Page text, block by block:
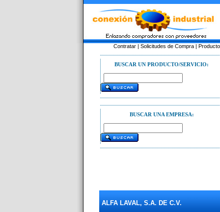
Contratar| Solicitudes de Compra|
BUSCAR UN PRODUCTO/SERVICIO:
BUSCAR UNA EMPRESA:
ALFA LAVAL, S.A. DE C.V.